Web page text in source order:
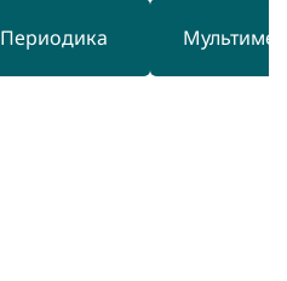
Периодика